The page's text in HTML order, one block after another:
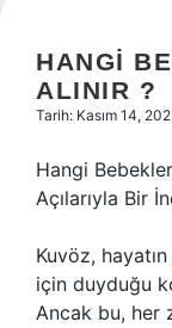
Hakkımızda
HANGI
ALINIR ?
Tarih: Kasım 14,
Hangi Bebekler
Açılarıyla Bir
Kuvöz,
için duyduğu
Ancak bu, her